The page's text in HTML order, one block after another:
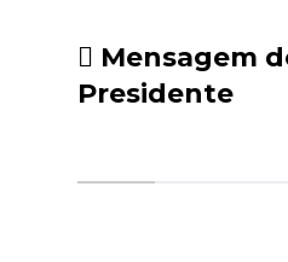
Mensagem
Presidente